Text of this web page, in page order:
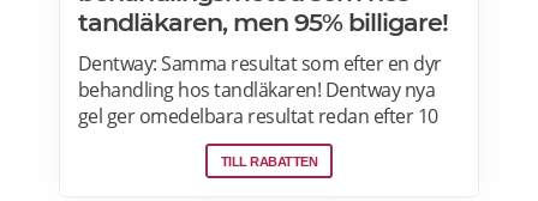
tandläkaren, men 95% billigare!
Dentway: Samma resultat som efter en dyr
behandling hos tandläkaren! Dentway nya
gel ger omedelbara resultat redan efter 10
minuter och verkar helt utan ilningar eller
irritation i tänderna. Den stärker även
TILL RABATTEN